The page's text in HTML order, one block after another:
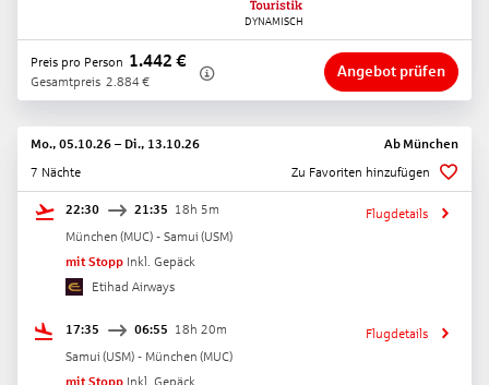
Preis pro Person 1.442 €
Gesamtpreis 2.884 €
Angebot prüfen
Mo., 05.10.26 – Di., 13.10.26 Ab München
7 Nächte
Zu Favoriten hinzufügen
22:30 21:35 18h 5m
München (MUC) - Samui (USM)
mit Stopp Inkl. Gepäck
Etihad Airways
Flugdetails
17:35 06:55 18h 20m
Samui (USM) - München (MUC)
Flugdetails